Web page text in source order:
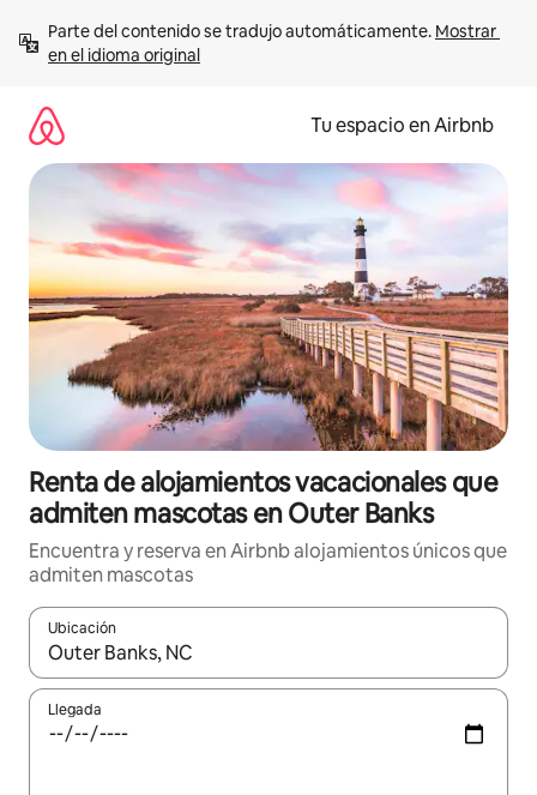
contenido
Parte del contenido se tradujo automáticamente. Mostrar
en el idioma original
Tu espacio en Airbnb
Renta de alojamientos vacacionales que
admiten mascotas en Outer Banks
Encuentra y reserva en Airbnb alojamientos únicos que
admiten mascotas
Ubicación
Cuando los resultados estén disponibles, podrás navegar
Llegada